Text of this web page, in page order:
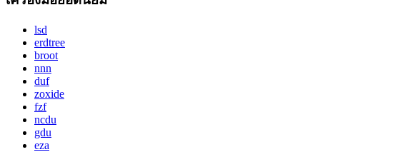
lsd
erdtree
broot
nnn
duf
zoxide
fzf
ncdu
gdu
eza